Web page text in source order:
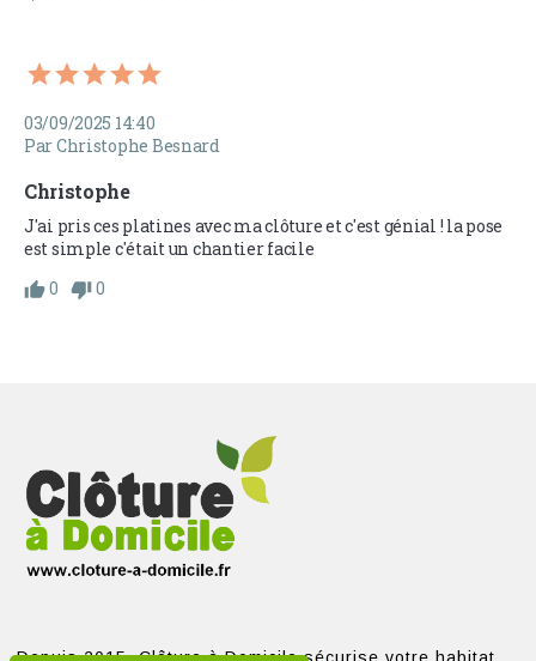
03/09/2025 14:40
Par Christophe Besnard
Christophe
J'ai pris ces platines avec ma clôture et c'est génial ! la pose
est simple c'était un chantier facile
0
0